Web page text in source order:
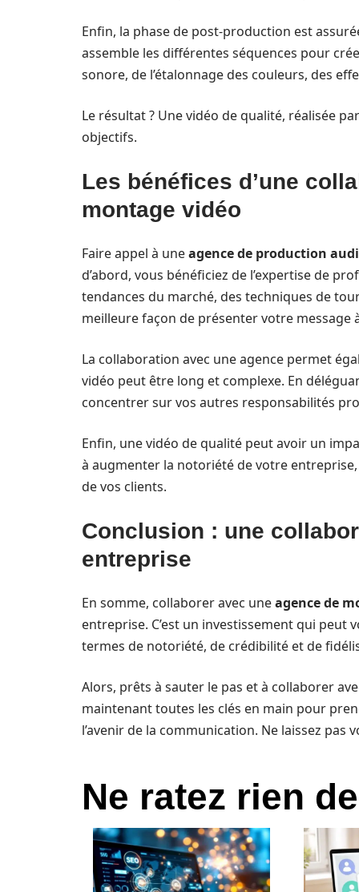
Enfin, la phase de post-production est
assemble les différentes séquences pour
sonore, de l’étalonnage des couleurs, des
Le résultat ? Une vidéo de qualité, réalisée
objectifs.
Les bénéfices d’une
montage vidéo
Faire appel à uneagence de production
d’abord, vous bénéficiez de l’expertise de
tendances du marché, des techniques de
meilleure façon de présenter votre message
La collaboration avec une agence permet
vidéo peut être long et complexe. En
concentrer sur vos autres responsabilités
Enfin, une vidéo de qualité peut avoir un
à augmenter la notoriété de votre
de vos clients.
Conclusion : une
entreprise
En somme, collaborer avec uneagence de
entreprise. C’est un investissement qui
termes de notoriété, de crédibilité et de
Alors, prêts à sauter le pas et à collaborer
maintenant toutes les clés en main pour
l’avenir de la communication. Ne laissez
Ne ratez rien